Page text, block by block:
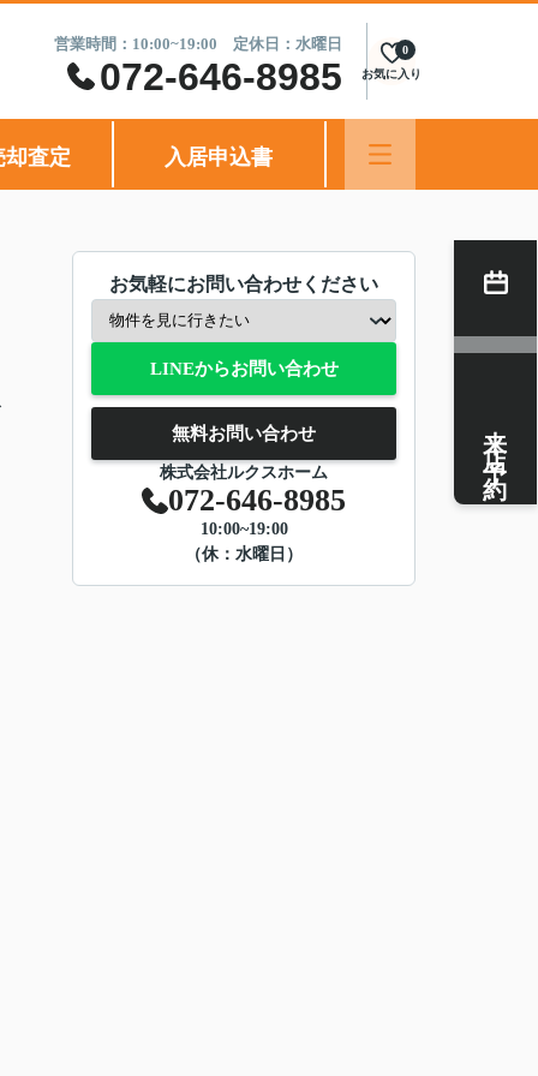
営業時間：10:00~19:00 定休日：水曜日
072-646-8985 お気に入り
0
却査定 入居申込書
お気軽にお問い合わせください
LINEからお問い合わせ
無料お問い合わせ
株式会社ルクスホーム
072-646-8985
10:00~19:00
（休：水曜日）
来店予約